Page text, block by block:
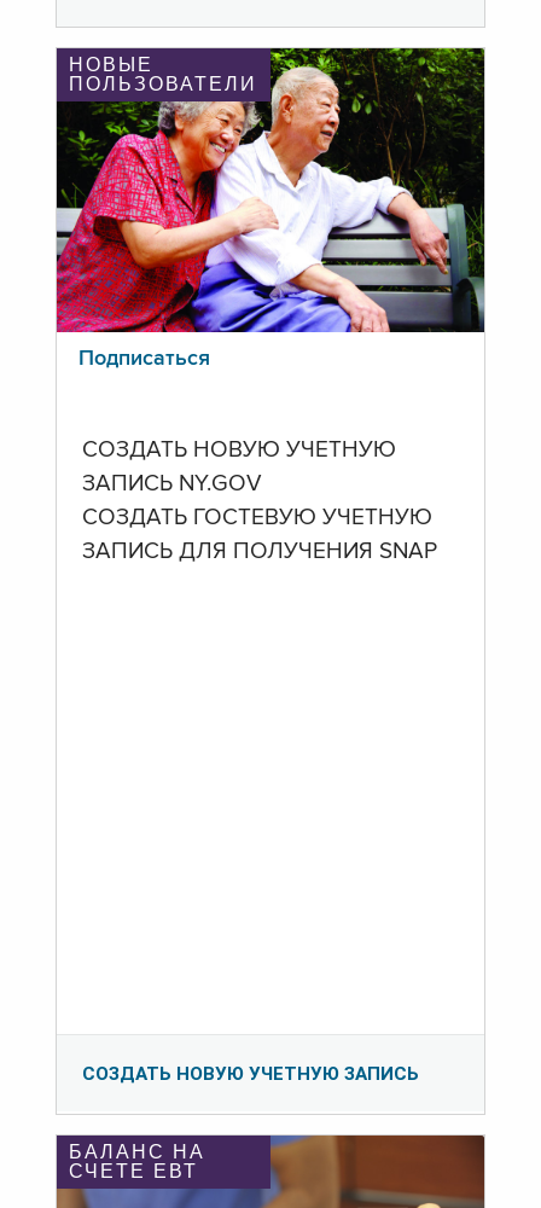
НОВЫЕ
ПОЛЬЗОВАТЕЛИ
Подписаться
СОЗДАТЬ НОВУЮ УЧЕТНУЮ
ЗАПИСЬ NY.GOV
СОЗДАТЬ ГОСТЕВУЮ УЧЕТНУЮ
ЗАПИСЬ ДЛЯ ПОЛУЧЕНИЯ SNAP
СОЗДАТЬ НОВУЮ УЧЕТНУЮ ЗАПИСЬ
БАЛАНС НА
СЧЕТЕ ЕВТ